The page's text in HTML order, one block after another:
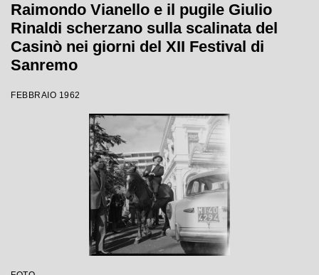
Raimondo Vianello e il pugile Giulio
Rinaldi scherzano sulla scalinata del
Casinò nei giorni del XII Festival di
Sanremo
FEBBRAIO 1962